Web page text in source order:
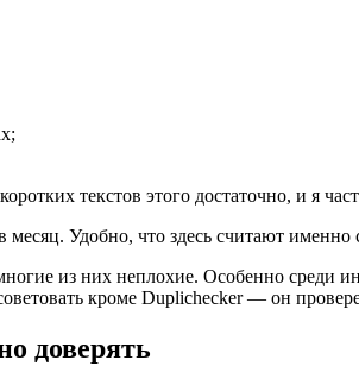
текстов этого достаточно, и я
Удобно, что здесь считают именно
из них неплохие. Особенно
кроме Duplichecker — он
доверять